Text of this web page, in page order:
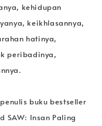
kehidupan
keikhlasannya,
hatinya,
peribadinya,
buku bestseller
SAW: Insan Paling